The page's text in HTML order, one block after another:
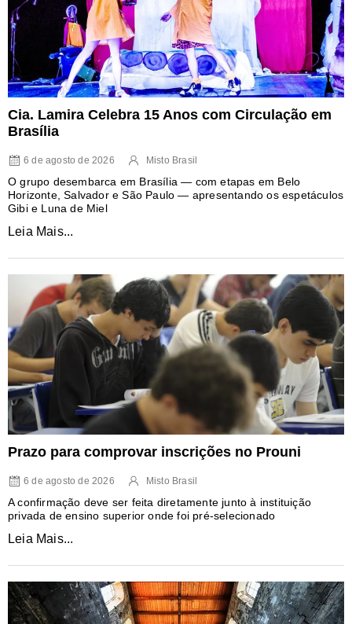
Cia. Lamira Celebra 15 Anos com Circulação em
Brasília
6 de agosto de 2026 Misto Brasil
O grupo desembarca em Brasília — com etapas em Belo
Horizonte, Salvador e São Paulo — apresentando os espetáculos
Gibi e Luna de Miel
Leia Mais...
Prazo para comprovar inscrições no Prouni
6 de agosto de 2026 Misto Brasil
A confirmação deve ser feita diretamente junto à instituição
privada de ensino superior onde foi pré-selecionado
Leia Mais...